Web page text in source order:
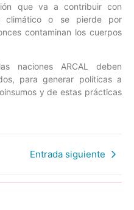
que va a contribuir con
climático o se pierde por
contaminan los cuerpos
naciones ARCAL deben
para generar políticas a
y de estas prácticas
Entrada siguiente